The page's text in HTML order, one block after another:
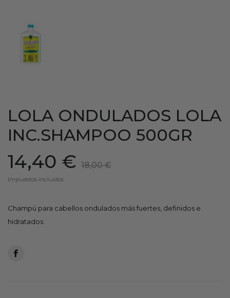
LOLA ONDULADOS LOLA
INC.SHAMPOO 500GR
14,40 € 18,00 €
Impuestos incluidos
Champú para cabellos ondulados más fuertes, definidos e
hidratados.